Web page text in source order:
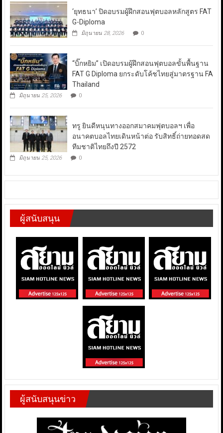
‘ยุทธนา’ ปิดอบรมผู้ฝึกสอนฟุตบอลหลักสูตร FAT
G-Diploma
มิถุนายน 28, 2026 0
“บิ๊กหยิม” เปิดอบรมผู้ฝึกสอนฟุตบอลขั้นพื้นฐาน
FAT G Diploma ยกระดับโค้ชไทยสู่มาตรฐาน FA
Thailand
มิถุนายน 25, 2026 0
ทรู ยินดีหนุนทางออกสมาคมฟุตบอลฯ เพื่อ
อนาคตบอลไทยเดินหน้าต่อ รับสิทธิ์ถ่ายทอดสด
ทีมชาติไทยถึงปี 2572
มิถุนายน 25, 2026 0
ผู้สนับสนุน
ผู้สนับสนุนข่าว